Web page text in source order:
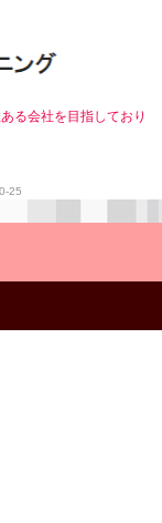
る会社を目指しており
25